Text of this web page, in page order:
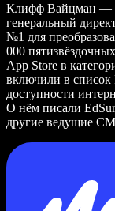
Клифф Вайцман —
генеральный
№1 для
000
App Store в
включили в список
доступности
О нём писали
другие ведущие